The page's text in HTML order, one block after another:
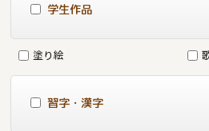
学生作品
塗り絵
習字・漢字